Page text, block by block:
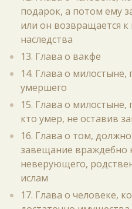
подарок, а потом ему
или он возвращается к
наследства
13. Глава о вакфе
14. Глава о
умершего
15. Глава о
кто умер, не оставив
16. Глава о том,
завещание враждебно
неверующего,
ислам
17. Глава о человеке,